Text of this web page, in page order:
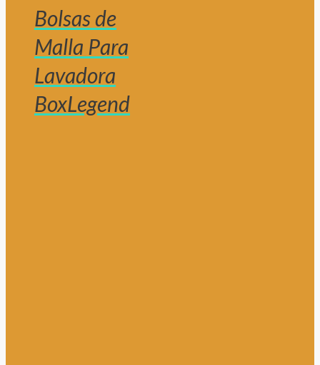
Bolsas de
Malla Para
Lavadora
BoxLegend